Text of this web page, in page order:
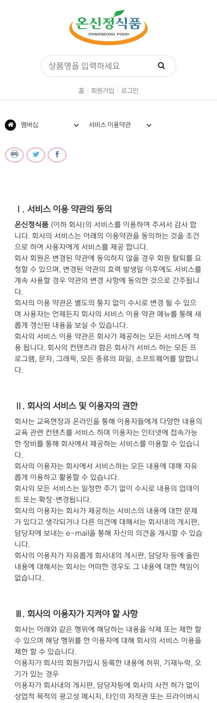
홈 회원가입 로그인
서비스 이용약관
멤버십
Ⅰ. 서비스 이용 약관의 동의
온신정식품 (이하 회사)의 서비스를 이용하여 주셔서 감사 합
니다. 회사의 서비스는 아래의 이용약관을 동의하는 것을 조건
으로 하여 사용자에게 서비스를 제공 합니다.
회사 회원은 변경된 약관에 동의하지 않을 경우 회원 탈퇴를 요
청할 수 있으며, 변경된 약관의 효력 발생일 이후에도 서비스를
계속 사용할 경우 약관의 변경 사항에 동의한 것으로 간주됩니
다.
회사의 이용 약관은 별도의 통지 없이 수시로 변경 될 수 있으
며 사용자는 언제든지 회사의 서비스 이용 약관 메뉴를 통해 새
롭게 갱신된 내용을 보실 수 있습니다.
회사의 서비스 이용 약관은 회사가 제공하는 모든 서비스에 적
용 됩니다. 회사의 컨텐츠라 함은 회사가 서비스 하는 모든 프
로그램, 문자, 그래픽, 모든 종류의 파일, 소프트웨어를 말합니
다.
Ⅱ. 회사의 서비스 및 이용자의 권한
회사는 교육현장과 온라인을 통해 이용자들에게 다양한 내용의
교육 관련 컨텐츠를 서비스 하며 이용자는 인터넷에 접속가능
한 장비를 통해 회사에서 제공하는 서비스를 이용할 수 있습니
다.
회사의 이용자는 회사에서 서비스하는 모든 내용에 대해 자유
롭게 이용하고 활용할 수 있습니다.
회사의 모든 서비스는 일정한 주기 없이 수시로 내용의 업데이
트 또는 확장·변경됩니다.
회사의 이용자는 회사가 제공하는 서비스의 내용에 대한 문제
가 있다고 생각되거나 다른 의견에 대해서는 회사내의 게시판,
담당자에 보내는 e-mail을 통해 자신의 의견을 게시할 수 있습
니다.
회사의 이용자가 자유롭게 회사내의 게시판, 담당자 등에 올린
내용에 대해서는 회사는 어떠한 경우도 그 내용에 대한 책임이
없습니다.
Ⅲ. 회사의 이용자가 지켜야 할 사항
회사는 아래와 같은 행위에 해당하는 내용을 삭제 또는 제한 할
수 있으며 해당 행위를 한 이용자에 대해 회사의 서비스 이용을
제한 할 수 있습니다.
이용자가 회사의 회원가입시 등록한 내용에 허위, 기재누락, 오
기가 있는 경우
이용자가 회사내의 게시판, 담당자등에 회사의 사전 허가 없이
상업적 목적의 광고성 메시지, 타인의 저작권 또는 프라이버시